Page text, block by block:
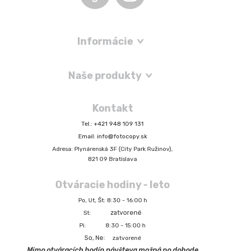
Informácie
Naše produkty
Kontakt
Tel.: +421 948 109 131
Email: info@fotocopy.sk
Adresa: Plynárenská 3F (City Park Ružinov),
821 09 Bratislava
Otváracie hodiny - leto
Po, Ut, Št: 8:30 - 16:00 h
St: zatvorené
Pi: 8:30 - 15:00 h
So, Ne: zatvorené